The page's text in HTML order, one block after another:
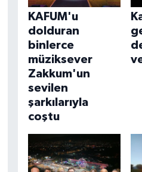
KAFUM'u
dolduran
binlerce
müziksever
Zakkum'un
sevilen
şarkılarıyla
coştu